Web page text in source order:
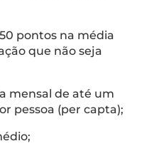
pontos na média
que não seja
mensal de até um
pessoa (per capta);